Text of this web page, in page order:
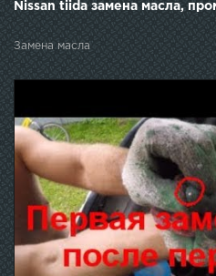
Nissan tiida замена масла,
Замена масла